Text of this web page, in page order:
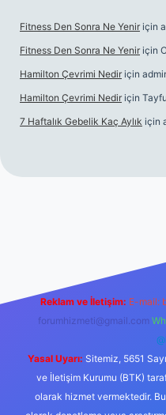
Fitness Den Sonra Ne Yenir için
Fitness Den Sonra Ne Yenir için
Hamilton Çevrimi Nedir için
Hamilton Çevrimi Nedir için
7 Haftalık Gebelik Kaç Aylık için
Reklam ve İletişim: E-mail:
forumhizmeti@gmail.com
Yasal Uyarı: Sitemiz, 5651
ve İletişim Kurumu (BTK)
olarak hizmet vermektedir.